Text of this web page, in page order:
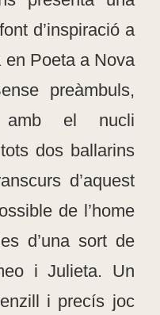
d’inspiració a
Poeta a Nova
preàmbuls,
amb el nucli
dos ballarins
d’aquest
de l’home
d’una sort de
i Julieta. Un
i precís joc